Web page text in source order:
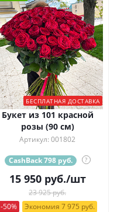
БЕСПЛАТНАЯ ДОСТАВКА
Букет из 101 красной
розы (90 см)
Артикул: 001802
CashBack 798 руб. ?
15 950руб./шт
23 925 руб.
-50%
Экономия 7 975 руб.